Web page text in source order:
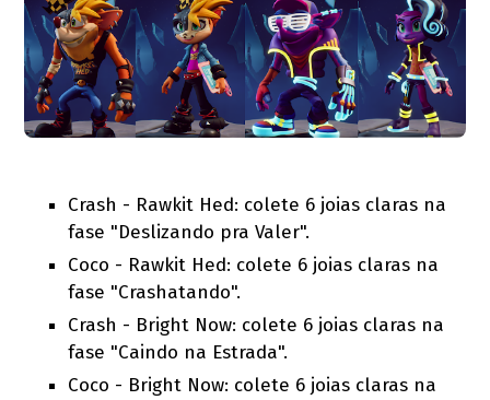
Crash - Rawkit Hed: colete 6 joias claras na
fase "Deslizando pra Valer".
Coco - Rawkit Hed: colete 6 joias claras na
fase "Crashatando".
Crash - Bright Now: colete 6 joias claras na
fase "Caindo na Estrada".
Coco - Bright Now: colete 6 joias claras na